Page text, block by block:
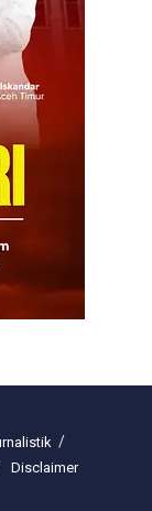
Disclaimer